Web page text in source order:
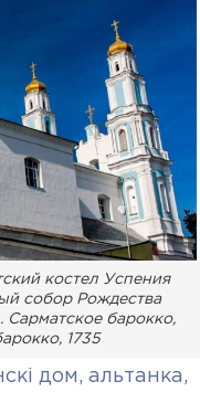
костел Успения
собор Рождества
Сарматское барокко,
1735